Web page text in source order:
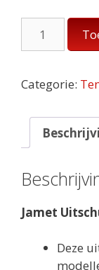
klikkers
aantal
Categorie:
Jamet
Deze